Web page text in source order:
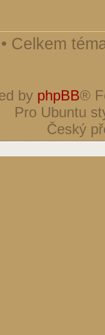
• Celkem
by phpBB®
Pro Ubuntu
Český